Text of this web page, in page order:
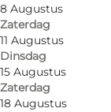
8 Augustus
Zaterdag
11 Augustus
Dinsdag
15 Augustus
Zaterdag
18 Augustus